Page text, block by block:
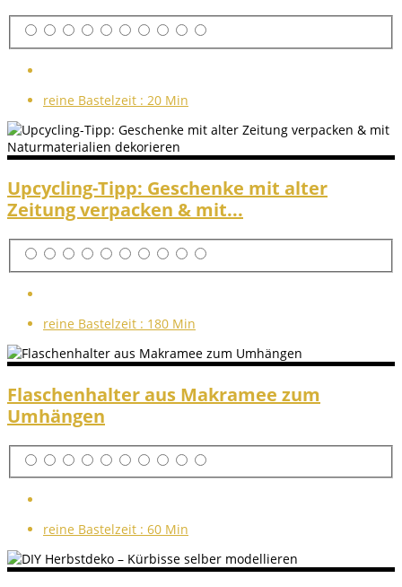
reine Bastelzeit : 20 Min
Upcycling-Tipp: Geschenke mit alter
Zeitung verpacken & mit...
reine Bastelzeit : 180 Min
Flaschenhalter aus Makramee zum
Umhängen
reine Bastelzeit : 60 Min